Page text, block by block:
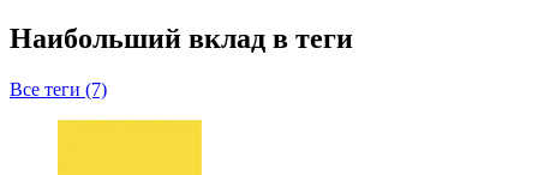
Наибольший вклад в теги
Все теги (7)